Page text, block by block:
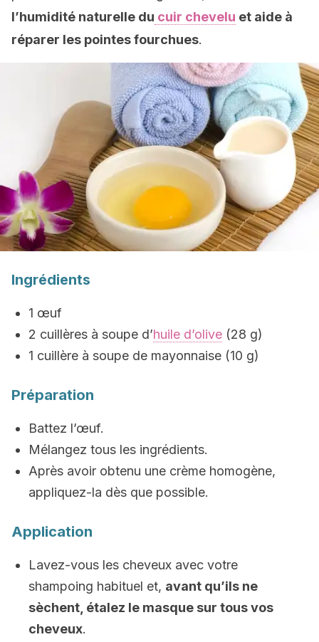
l’humidité naturelle du cuir chevelu et aide à
réparer les pointes fourchues.
Ingrédients
1 œuf
2 cuillères à soupe d’huile d’olive (28 g)
1 cuillère à soupe de mayonnaise (10 g)
Préparation
Battez l’œuf.
Mélangez tous les ingrédients.
Après avoir obtenu une crème homogène,
appliquez-la dès que possible.
Application
Lavez-vous les cheveux avec votre
shampoing habituel et, avant qu’ils ne
sèchent, étalez le masque sur tous vos
cheveux.